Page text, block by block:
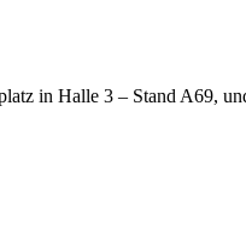
in Halle 3 – Stand A69,